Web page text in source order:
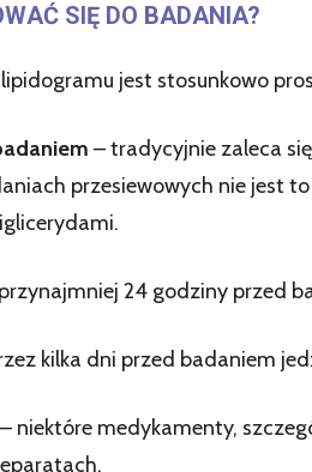
SIĘ DO BADANIA?
jest stosunkowo
– tradycyjnie zaleca
przesiewowych nie jest
24 godziny przed
kilka dni przed badaniem
– niektóre medykamenty,